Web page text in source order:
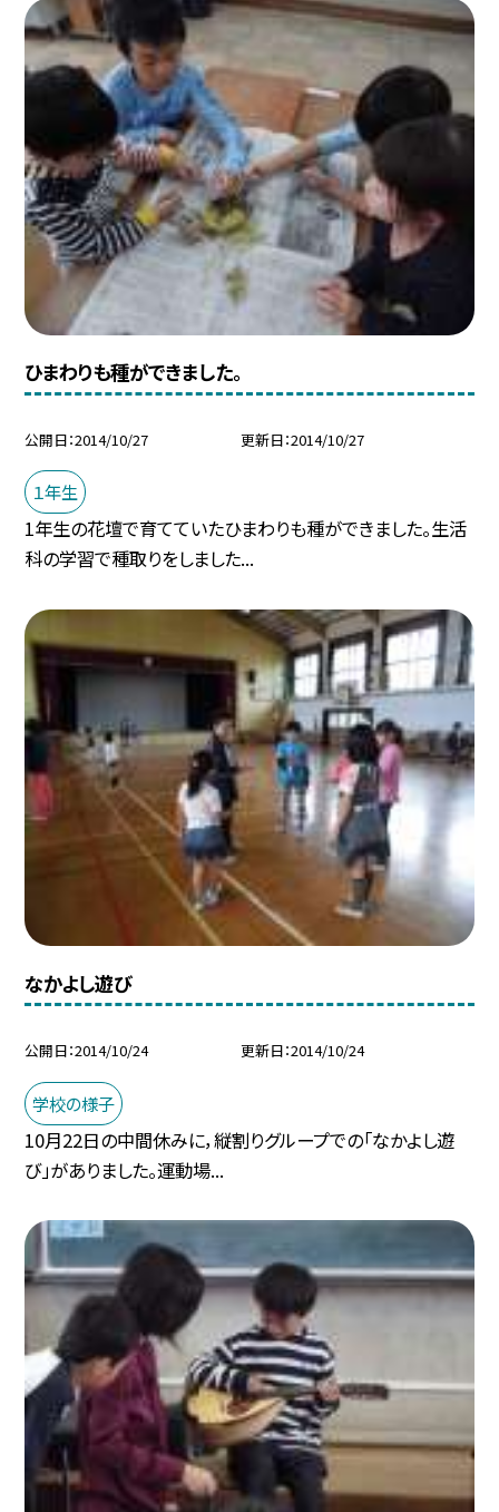
ひまわりも種ができました。
公開日 2014/10/27 更新日 2014/10/27
１年生
1年生の花壇で育てていたひまわりも種ができました。生活
科の学習で種取りをしました...
なかよし遊び
公開日 2014/10/24 更新日 2014/10/24
学校の様子
10月22日の中間休みに，縦割りグループでの「なかよし遊
び」がありました。運動場...